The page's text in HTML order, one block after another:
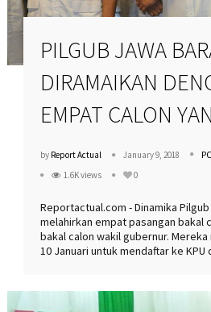
PILGUB JAWA
DIRAMAIKAN
EMPAT CALON
by Report Actual January 9, 2018
1.6K views
0
Reportactual.com - Dinamika
melahirkan empat pasangan bakal
bakal calon wakil gubernur.
10 Januari untuk mendaftar ke